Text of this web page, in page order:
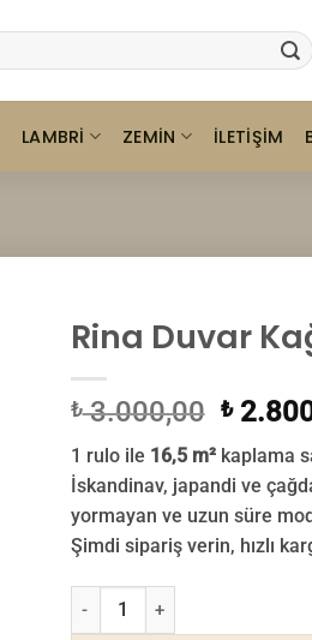
LAMBRI ZEMIN İLETIŞIM
Rina Duvar
₺3.000,00 Orijinal
₺
₺
1 rulo ile 16,5 m²kaplama
İskandinav, japandi ve
yormayan ve uzun süre
Şimdi sipariş verin, hızlı
Rina Duvar Kağıdı 708-03 adet